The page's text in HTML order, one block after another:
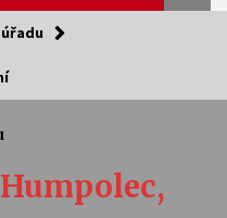
Duškové: Stávám se